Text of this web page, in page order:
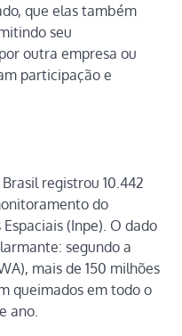
que elas também
seu
outra empresa ou
participação e
registrou 10.442
do
(Inpe). O dado
segundo a
mais de 150 milhões
queimados em todo o
ano.